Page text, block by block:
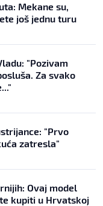
Mekane su,
još jednu turu
"Pozivam
Za svako
"Prvo
zatresla"
Ovaj model
kupiti u Hrvatskoj